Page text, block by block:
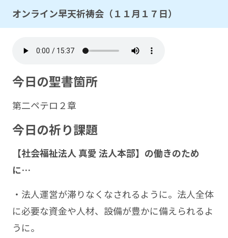
オンライン早天祈祷会（１１月１７日）
今日の聖書箇所
第二ペテロ２章
今日の祈り課題
【社会福祉法人 真愛 法人本部】の働きのため
に…
・法人運営が滞りなくなされるように。法人全体
に必要な資金や人材、設備が豊かに備えられるよ
うに。